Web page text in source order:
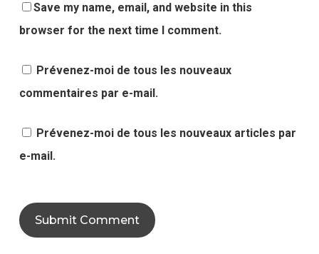
Save my name, email, and website in this
browser for the next time I comment.
Prévenez-moi de tous les nouveaux
commentaires par e-mail.
Prévenez-moi de tous les nouveaux articles par
e-mail.